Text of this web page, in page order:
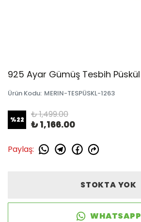
925 Ayar Gümüş Tesbih Püskül
Ürün Kodu: MERIN-TESPÜSKL-1263
%22 ₺ 1,499.00
₺ 1,166.00
Paylaş:
STOKTA YOK
WHATSAPP